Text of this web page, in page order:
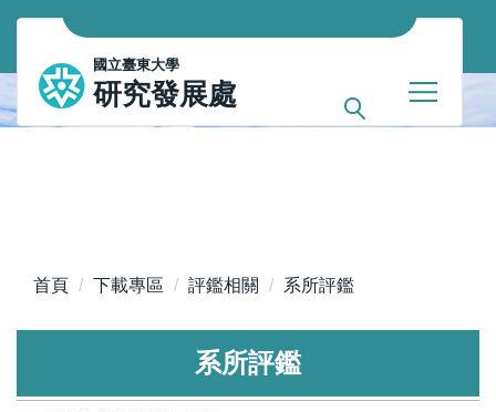
跳
主
內
國立臺東大學
研究發展處
首頁 下載專區 評鑑相關 系所評鑑
系所評鑑